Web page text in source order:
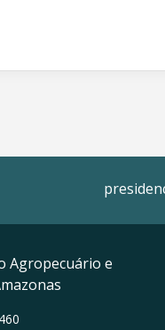
Agropecuário e